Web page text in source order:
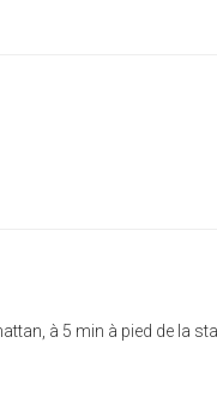
à 5 min à pied de la